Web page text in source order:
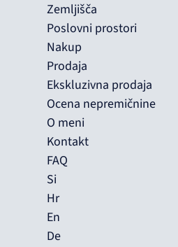
Zemljišča
Poslovni prostori
Nakup
Prodaja
Ekskluzivna prodaja
Ocena nepremičnine
O meni
Kontakt
FAQ
Si
Hr
En
De